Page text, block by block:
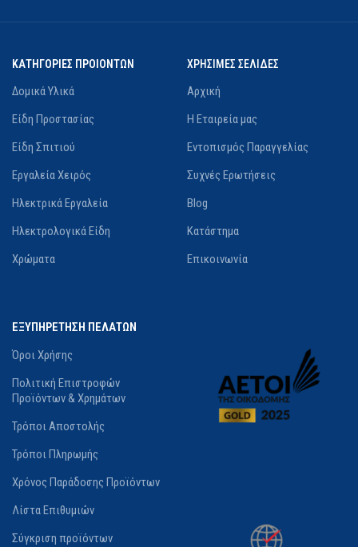
ΚΑΤΗΓΟΡΙΕΣ ΠΡΟΙΟΝΤΩΝ
Δομικά Υλικά
Είδη Προστασίας
Είδη Σπιτιού
Εργαλεία Χειρός
Ηλεκτρικά Εργαλεία
Ηλεκτρολογικά Είδη
Χρώματα
ΧΡΗΣΙΜΕΣ ΣΕΛΙΔΕΣ
Αρχική
Η Εταιρεία μας
Εντοπισμός Παραγγελίας
Συχνές Ερωτήσεις
Blog
Κατάστημα
Επικοινωνία
ΕΞΥΠΗΡΕΤΗΣΗ ΠΕΛΑΤΩΝ
Όροι Χρήσης
Πολιτική Επιστροφών
Προϊόντων & Χρημάτων
Τρόποι Αποστολής
Τρόποι Πληρωμής
Χρόνος Παράδοσης Προϊόντων
Λίστα Επιθυμιών
Σύγκριση προϊόντων